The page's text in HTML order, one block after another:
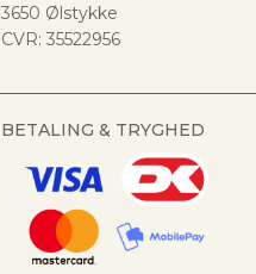
3650 Ølstykke
CVR: 35522956
BETALING & TRYGHED